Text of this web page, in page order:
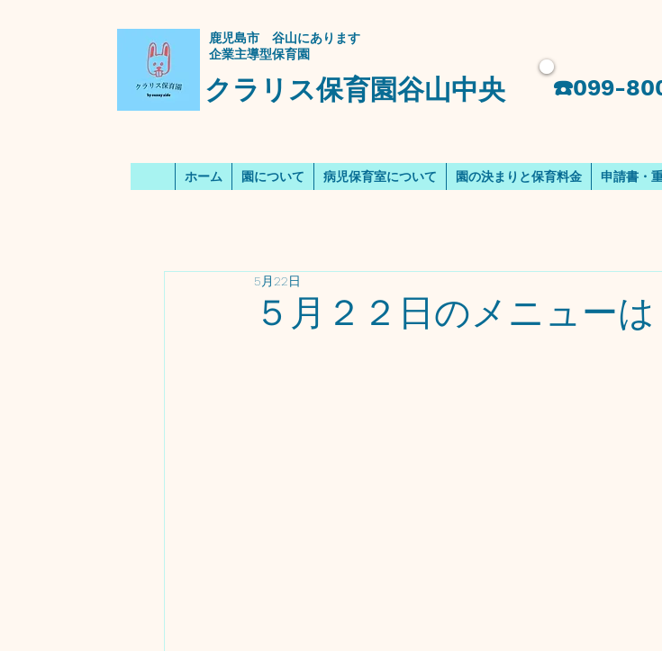
​鹿児島市 谷山にあります
企業主導型保育園
クラリス保育園谷山中央 ​☎️099-
ホーム 園について 病児保育室について 園の決まりと保育料金 申請書・
５月２２日のメニューは
5月22日